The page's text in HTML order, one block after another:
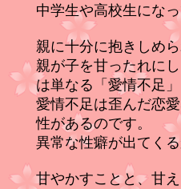
中学生や高校生にな
親に十分に抱きしめ
親が子を甘ったれに
は単なる「愛情不足
愛情不足は歪んだ恋
性があるのです。
異常な性癖が出てく
甘やかすことと、甘